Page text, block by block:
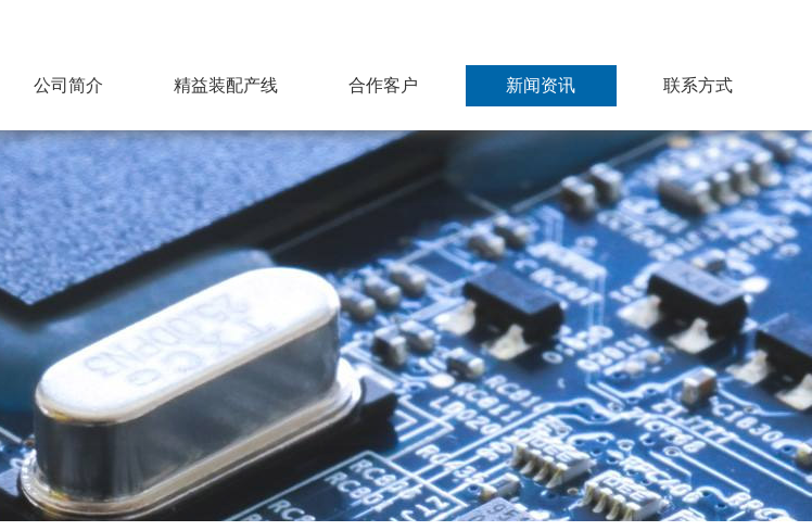
公司简介
组织架构
合作伙伴
精益装配产线
车间现场展示
质量管理体系
合作客户
作品牌
连接器/继电器主要
合作品牌
新闻资讯
公司新闻
联系方式